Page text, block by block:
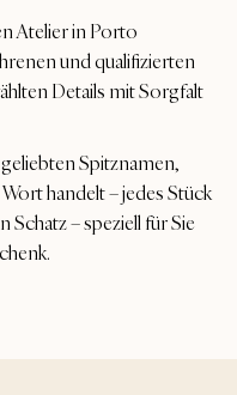
Atelier in Porto
und qualifizierten
Details mit Sorgfalt
Spitznamen,
handelt – jedes Stück
Schatz – speziell für Sie